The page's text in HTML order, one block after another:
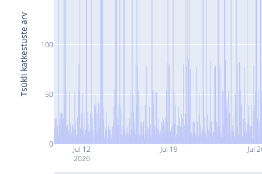
Jul 12
2026
Jul 19 Jul
0
50
100
Tsükli katkestuste arv